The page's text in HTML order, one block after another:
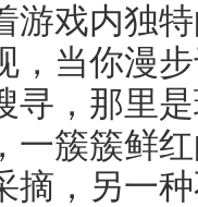
游戏内独
，当你漫
寻，那里
一簇簇鲜
摘，另一